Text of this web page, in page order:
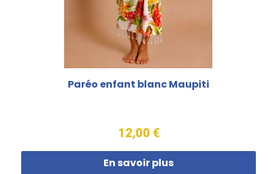
Paréo enfant blanc Maupiti
12,00 €
En savoir plus